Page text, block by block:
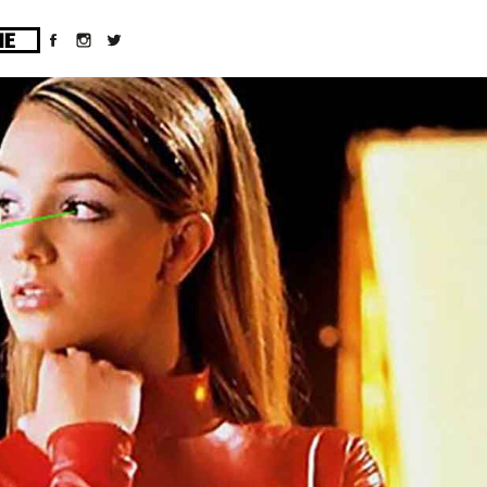
10/d43051023/htdocs/wordpress/wp-